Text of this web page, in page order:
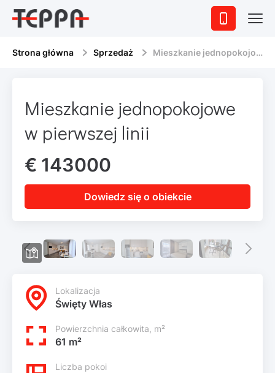
Strona główna Sprzedaż Mieszkanie jednopokojowe w pierwszej linii
Mieszkanie jednopokojowe
w pierwszej linii
€ 143000
Dowiedz się o obiekcie
Lokalizacja
Święty Włas
Powierzchnia całkowita, m²
61 m²
Liczba pokoi